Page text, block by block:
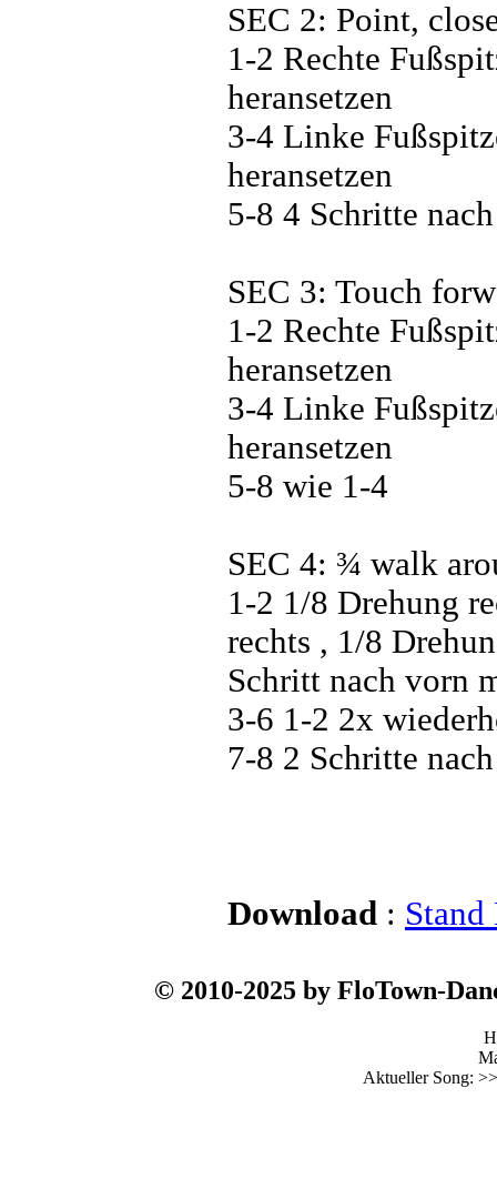
SEC 2: Point,
1-2 Rechte
heransetzen
3-4 Linke
heransetzen
5-8 4 Schritte
SEC 3: Touch
1-2 Rechte
heransetzen
3-4 Linke
heransetzen
5-8 wie 1-4
SEC 4: ¾ walk
1-2 1/8 Drehung
rechts , 1/8
Schritt nach vorn
3-6 1-2 2x
7-8 2 Schritte
Download :
© 2010-2025 by FloTown-
Aktueller Song: